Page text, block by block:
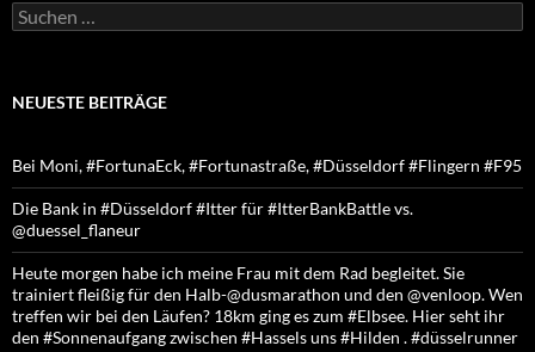
Suchen
nach:
NEUESTE BEITRÄGE
Bei Moni, #FortunaEck, #Fortunastraße, #Düsseldorf #Flingern #F95
Die Bank in #Düsseldorf #Itter für #ItterBankBattle vs.
@duessel_flaneur
Heute morgen habe ich meine Frau mit dem Rad begleitet. Sie
trainiert fleißig für den Halb-@dusmarathon und den @venloop. Wen
treffen wir bei den Läufen? 18km ging es zum #Elbsee. Hier seht ihr
den #Sonnenaufgang zwischen #Hassels uns #Hilden . #düsselrunner